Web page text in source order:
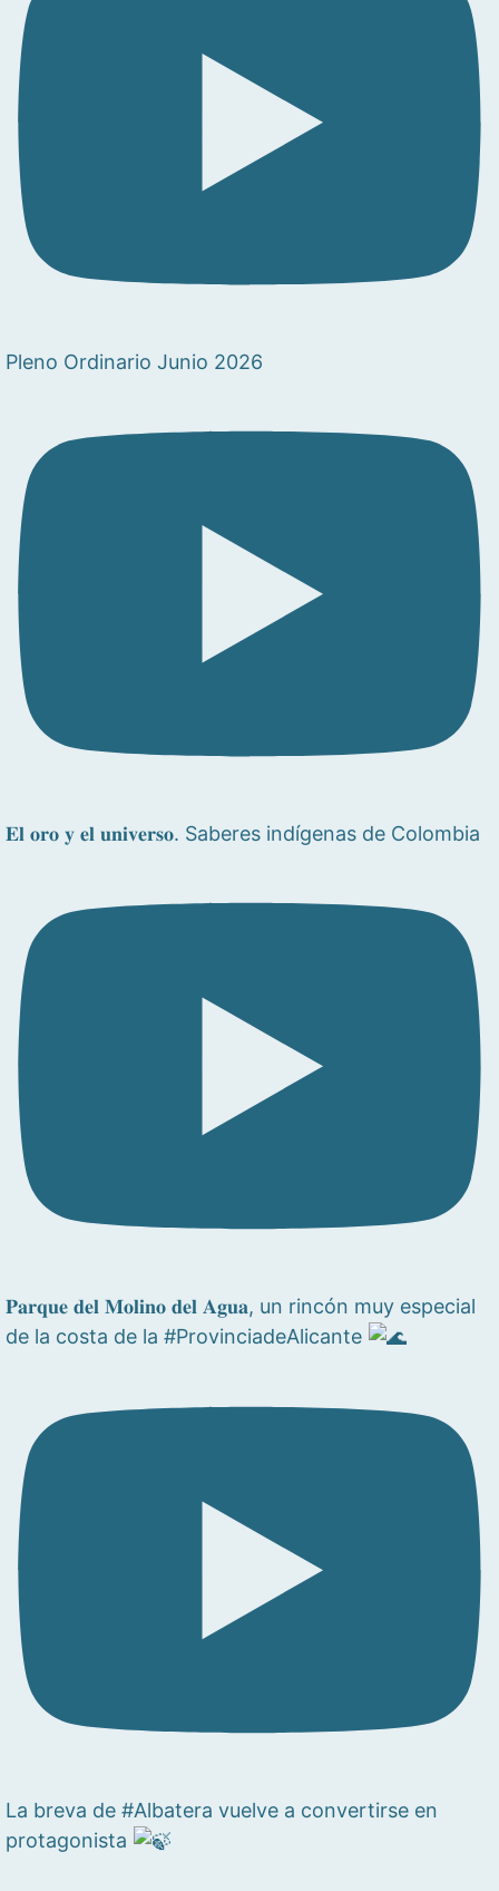
Pleno Ordinario Junio 2026
𝐄𝐥 𝐨𝐫𝐨 𝐲 𝐞𝐥 𝐮𝐧𝐢𝐯𝐞𝐫𝐬𝐨. Saberes indígenas de Colombia
𝐏𝐚𝐫𝐪𝐮𝐞 𝐝𝐞𝐥 𝐌𝐨𝐥𝐢𝐧𝐨 𝐝𝐞𝐥 𝐀𝐠𝐮𝐚, un rincón muy especial
de la costa de la #ProvinciadeAlicante
La breva de #Albatera vuelve a convertirse en
protagonista